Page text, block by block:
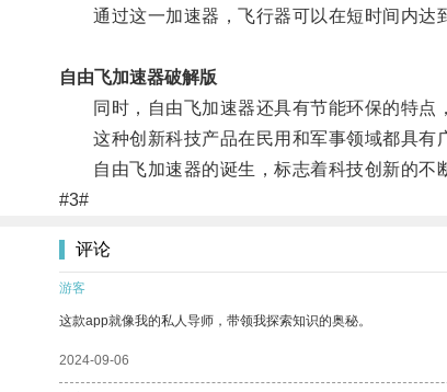
通过这一加速器，飞行器可以在短时间内达
自由飞加速器破解版
同时，自由飞加速器还具有节能环保的特点
这种创新科技产品在民用和军事领域都具有
自由飞加速器的诞生，标志着科技创新的不
#3#
评论
游客
这款app就像我的私人导师，带领我探索知识的奥秘。
2024-09-06